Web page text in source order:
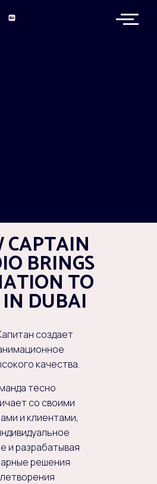
CAPTAIN
BRINGS
TO
DUBAI
создает
качества.
тесно
со своими
и клиентами,
и разрабатывая
решения